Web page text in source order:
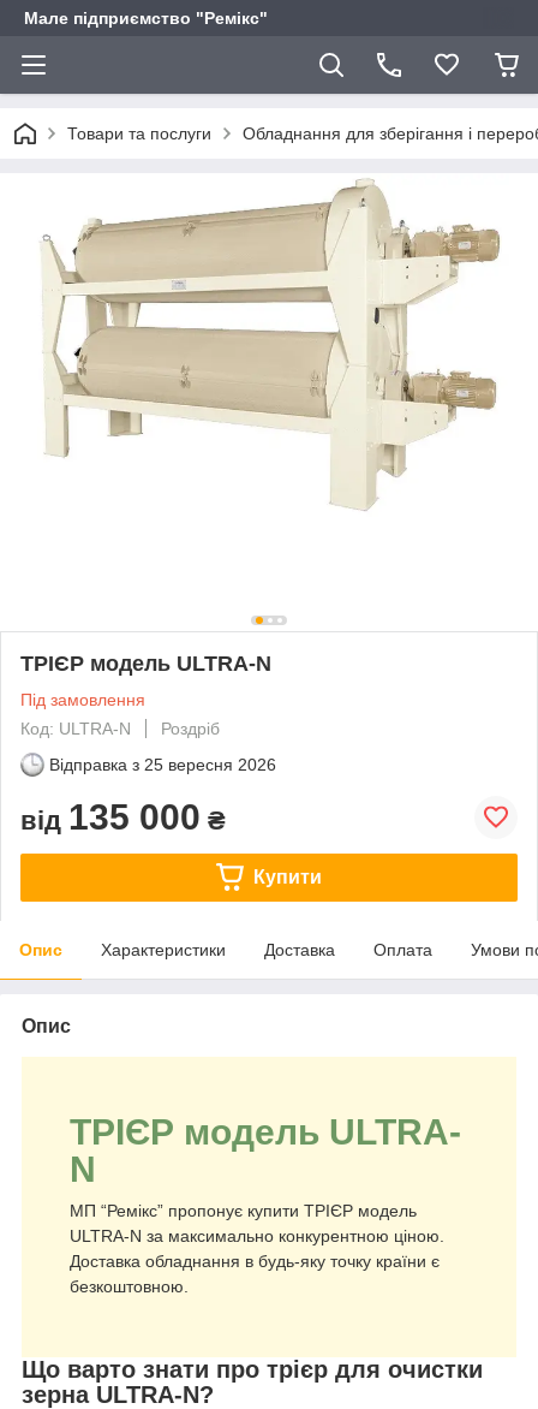
Мале підприємство "Ремікс"
Товари та послуги Обладнання для зберігання і
ТРІЄР модель ULTRA-N
Під замовлення
Код: ULTRA-N
Роздріб
Відправка з 25 вересня 2026
від 135 000 ₴
Купити
Опис Характеристики Доставка Оплата Умови
Опис
ТРІЄР модель ULTRA-
N
МП “Ремікс” пропонує купити ТРІЄР модель
ULTRA-N за максимально конкурентною ціною.
Доставка обладнання в будь-яку точку країни є
безкоштовною.
Що варто знати про трієр для очистки
зерна ULTRA-N?